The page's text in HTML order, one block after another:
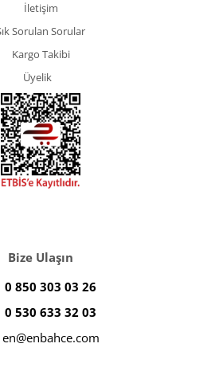
İletişim
Sorulan Sorular
Kargo Takibi
Üyelik
Bize Ulaşın
0 850 303 03 26
0 530 633 32 03
en@enbahce.com